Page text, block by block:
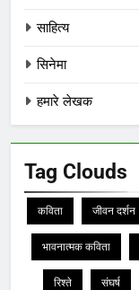
साहित्य
सिनेमा
हमारे लेखक
Tag Clouds
कविता जीवन दर्शन
भावनात्मक कविता
रिश्ते संघर्ष